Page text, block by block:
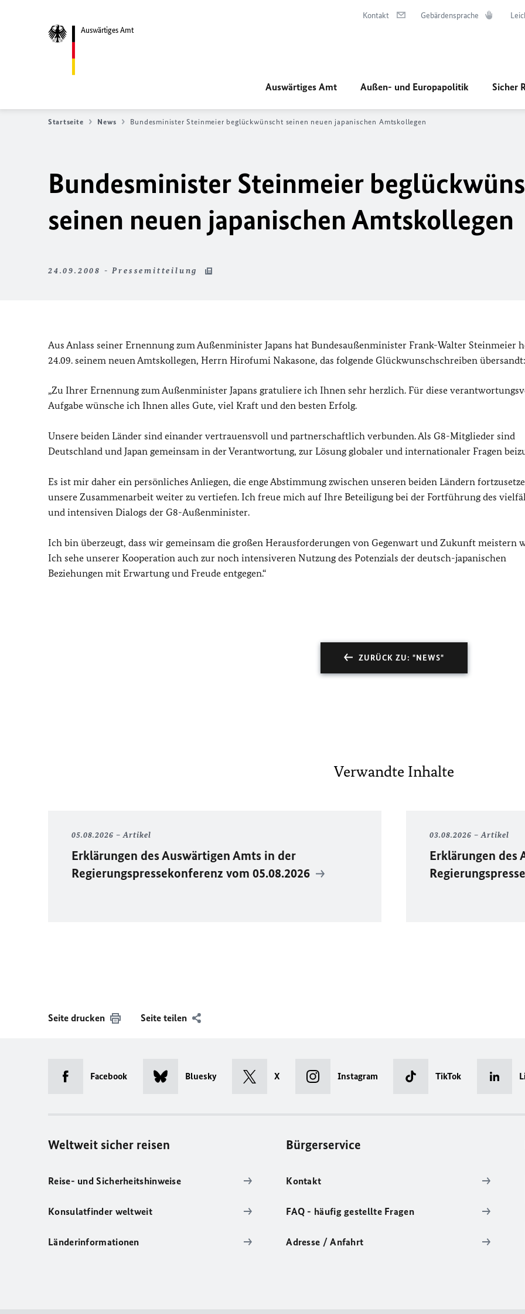
Auswärtiges Amt
Kontakt Gebärdensprache
Auswärtiges Amt Außen- und Europapolitik Sicher
Startseite News Bundesminister Steinmeier beglückwünscht seinen neuen japanischen Amtskollegen
Bundesminister Steinmeier
seinen neuen japanischen Amtskollegen
24.09.2008 - Pressemitteilung
Aus Anlass seiner Ernennung zum Außenminister Japans hat Bundesaußenminister Frank-Walter Steinmeier
24.09. seinem neuen Amtskollegen, Herrn Hirofumi Nakasone, das folgende Glückwunschschreiben übersandt:
„Zu Ihrer Ernennung zum Außenminister Japans gratuliere ich Ihnen sehr herzlich. Für diese
Aufgabe wünsche ich Ihnen alles Gute, viel Kraft und den besten Erfolg.
Unsere beiden Länder sind einander vertrauensvoll und partnerschaftlich verbunden. Als G8-Mitglieder sind
Deutschland und Japan gemeinsam in der Verantwortung, zur Lösung globaler und internationaler Fragen
Es ist mir daher ein persönliches Anliegen, die enge Abstimmung zwischen unseren beiden Ländern
unsere Zusammenarbeit weiter zu vertiefen. Ich freue mich auf Ihre Beteiligung bei der Fortführung des
und intensiven Dialogs der G8-Außenminister.
Ich bin überzeugt, dass wir gemeinsam die großen Herausforderungen von Gegenwart und Zukunft meistern
Ich sehe unserer Kooperation auch zur noch intensiveren Nutzung des Potenzials der deutsch-japanischen
Beziehungen mit Erwartung und Freude entgegen.“
ZURÜCK ZU: "NEWS"
Verwandte Inhalte
05.08.2026 Artikel
Erklärungen des Auswärtigen Amts in der
Regierungspressekonferenz vom 05.08.2026
03.08.2026 Artikel
Erklärungen des
Seite drucken Seite teilen
Facebook Bluesky X Instagram TikTok
Weltweit sicher reisen
Reise- und Sicherheitshinweise
Konsulatfinder weltweit
Länderinformationen
Bürgerservice
Kontakt
FAQ - häufig gestellte Fragen
Adresse / Anfahrt